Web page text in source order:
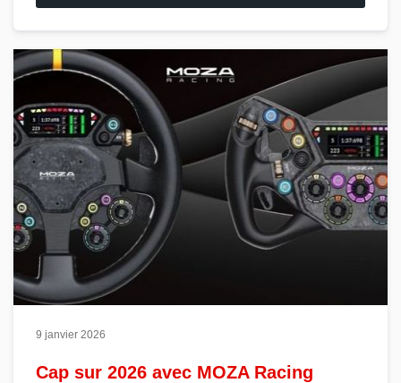
9 janvier 2026
Cap sur 2026 avec MOZA Racing